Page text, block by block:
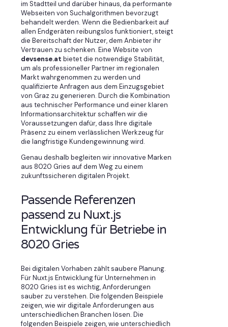
im Stadtteil und darüber hinaus, da performante
Webseiten von Suchalgorithmen bevorzugt
behandelt werden. Wenn die Bedienbarkeit auf
allen Endgeräten reibungslos funktioniert, steigt
die Bereitschaft der Nutzer, dem Anbieter ihr
Vertrauen zu schenken. Eine Website von
devsense.at bietet die notwendige Stabilität,
um als professioneller Partner im regionalen
Markt wahrgenommen zu werden und
qualifizierte Anfragen aus dem Einzugsgebiet
von Graz zu generieren. Durch die Kombination
aus technischer Performance und einer klaren
Informationsarchitektur schaffen wir die
Voraussetzungen dafür, dass Ihre digitale
Präsenz zu einem verlässlichen Werkzeug für
die langfristige Kundengewinnung wird.
Genau deshalb begleiten wir innovative Marken
aus 8020 Gries auf dem Weg zu einem
zukunftssicheren digitalen Projekt.
Passende Referenzen
passend zu Nuxt.js
Entwicklung für Betriebe in
8020 Gries
Bei digitalen Vorhaben zählt saubere Planung.
Für Nuxt.js Entwicklung für Unternehmen in
8020 Gries ist es wichtig, Anforderungen
sauber zu verstehen. Die folgenden Beispiele
zeigen, wie wir digitale Anforderungen aus
unterschiedlichen Branchen lösen. Die
folgenden Beispiele zeigen, wie unterschiedlich